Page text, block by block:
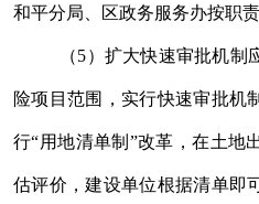
和平分局、区政务服务办按职责
（5）扩大快速审批机制
险项目范围，实行快速审批机
行“用地清单制 ”改革，在土地
估评价，建设单位根据清单即